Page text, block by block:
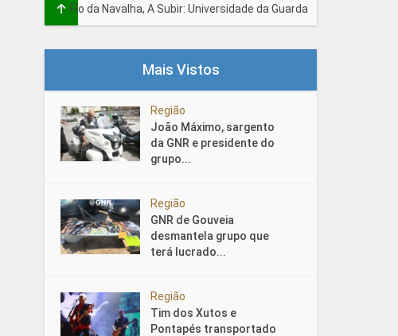
Fio da Navalha, A Subir: Universidade da Guarda
Mais Vistos
Região
João Máximo, sargento
da GNR e presidente do
grupo...
Região
GNR de Gouveia
desmantela grupo que
terá lucrado...
Região
Tim dos Xutos e
Pontapés transportado